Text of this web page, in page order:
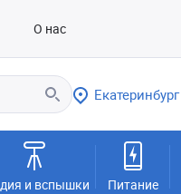
О нас
Екатеринбург
и вспышки Питание